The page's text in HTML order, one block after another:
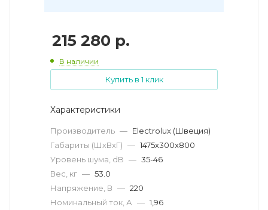
215 280 р.
В наличии
Купить в 1 клик
Характеристики
Производитель — Electrolux (Швеция)
Габариты (ШхВхГ) — 1475х300х800
Уровень шума, dB — 35-46
Вес, кг — 53.0
Напряжение, В — 220
Номинальный ток, А — 1,96